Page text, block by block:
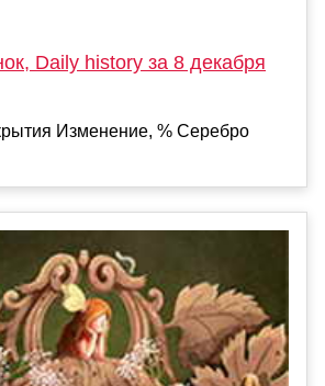
Daily history за 8 декабря
Изменение, % Серебро